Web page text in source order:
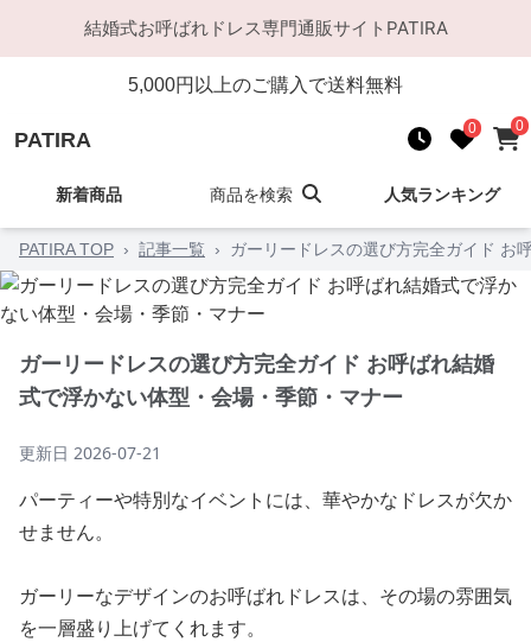
結婚式お呼ばれドレス専門通販サイト PATIRA
5,000円以上のご購入で送料無料
PATIRA 0 0
新着商品 商品を検索 人気ランキング
PATIRA TOP › 記事一覧 › ガーリードレスの選び方完全ガイド お
ガーリードレスの選び方完全ガイド お呼ばれ結婚
式で浮かない体型・会場・季節・マナー
更新日 2026-07-21
パーティーや特別なイベントには、華やかなドレスが欠か
せません。
ガーリーなデザインのお呼ばれドレスは、その場の雰囲気
を一層盛り上げてくれます。